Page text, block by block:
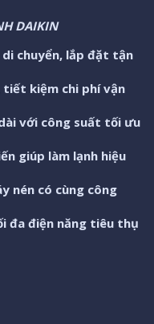
DAIKIN
di chuyển, lắp đặt tận
kiệm chi phí vận
với công suất tối ưu
giúp làm lạnh hiệu
nén có cùng công
đa điện năng tiêu thụ